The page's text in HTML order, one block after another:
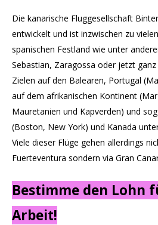
Die kanarische Fluggesellschaft
entwickelt und ist inzwischen zu
spanischen Festland wie unter
Sebastian, Zaragossa oder jetzt
Zielen auf den Balearen, Portugal
auf dem afrikanischen Kontinent
Mauretanien und Kapverden) und
(Boston, New York) und Kanada
Viele dieser Flüge gehen allerdings
Fuerteventura sondern via Gran
Bestimme den Lohn
Arbeit!